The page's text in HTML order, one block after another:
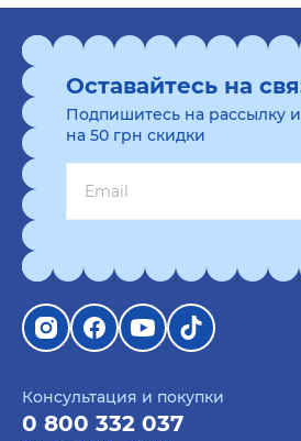
Консультация и покупки
0 800 332 037
Оставайтесь на
Подпишитесь на рассылку
на 50 грн скидки